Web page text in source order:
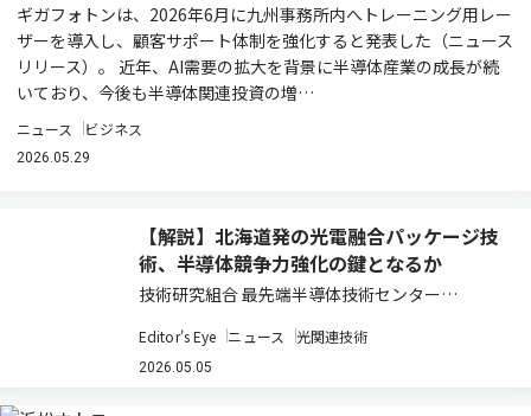
ギガフォトンは、2026年6月に九州事務所内へトレーニング用レー
ザーを導入し、顧客サポート体制を強化すると発表した（ニュース
リリース）。 近年、AI需要の拡大を背景に半導体産業の成長が続
いており、今後も半導体関連投資の増…
ニュース ビジネス
2026.05.29
【解説】北海道発の光電融合パッケージ技
術、半導体競争力強化の鍵となるか
技術研究組合 最先端半導体技術センター
研究開発は、日本の半導体戦略において重要な転
換点を示している。ポスト5G時代におけるデー
Editor's Eye ニュース 光関連技術
2026.05.05